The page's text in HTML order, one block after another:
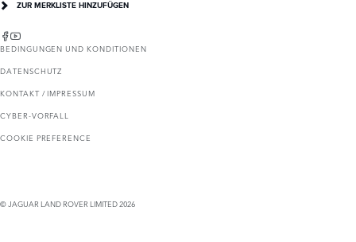
ZUR MERKLISTE HINZUFÜGEN
BEDINGUNGEN UND KONDITIONEN
DATENSCHUTZ
KONTAKT / IMPRESSUM
CYBER-VORFALL
COOKIE PREFERENCE
© JAGUAR LAND ROVER LIMITED 2026